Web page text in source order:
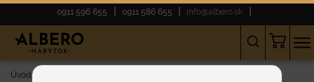
0911 596 655 0911 586 655 info@albero.sk
Úvod